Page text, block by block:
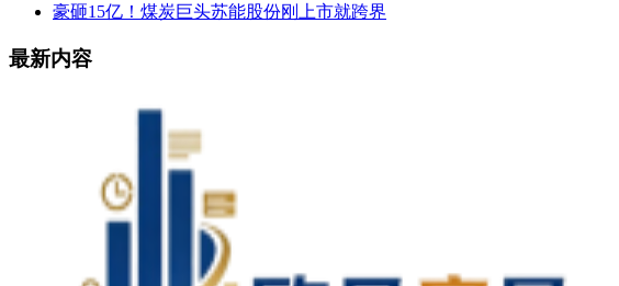
豪砸15亿！煤炭巨头苏能股份刚上市就跨界
最新内容